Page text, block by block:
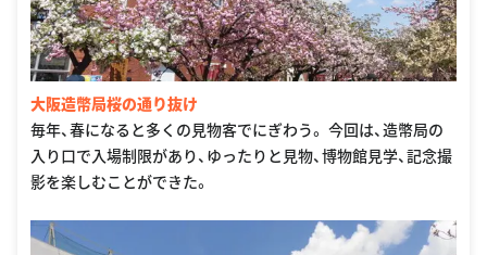
大阪造幣局桜の通り抜け
毎年、春になると多くの見物客でにぎわう。 今回は、造幣局の
入り口で入場制限があり、ゆったりと見物、博物館見学、記念撮
影を楽しむことができた。